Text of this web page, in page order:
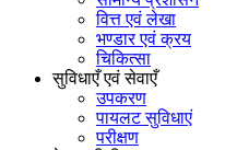
वित्त एवं लेखा
भण्डार एवं क्रय
चिकित्सा
सुविधाएँ एवं सेवाएँ
उपकरण
पायलट सुविधाएं
परीक्षण